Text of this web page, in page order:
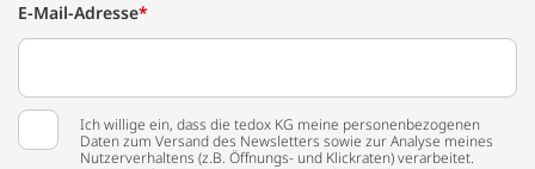
E-Mail-Adresse*
Ich willige ein, dass die tedox KG meine personenbezogenen
Daten zum Versand des Newsletters sowie zur Analyse meines
Nutzerverhaltens (z.B. Öffnungs- und Klickraten) verarbeitet.